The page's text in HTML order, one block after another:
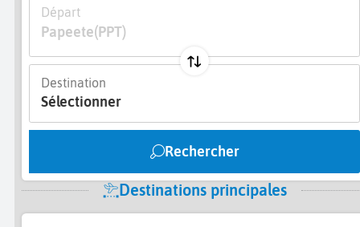
Départ
Papeete(PPT)
Destination
Sélectionner
Rechercher
Destinations principales